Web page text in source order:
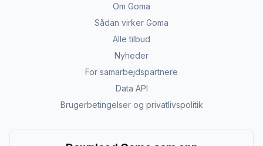
Om Goma
Sådan virker Goma
Alle tilbud
Nyheder
For samarbejdspartnere
Data API
Brugerbetingelser og privatlivspolitik